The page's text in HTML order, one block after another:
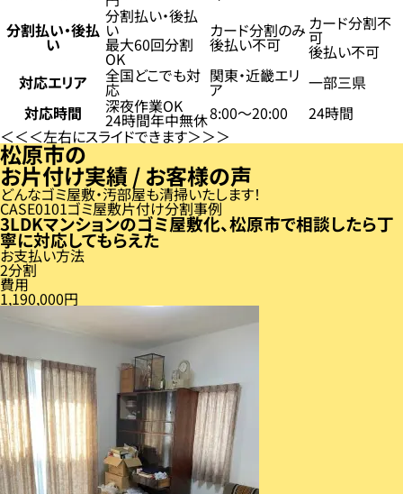
分割払い・後払
い
分割払い・後払
い
最大60回分割
OK
カード分割のみ
後払い不可
カード分割不
可
後払い不可
対応エリア
全国どこでも対
応
関東・近畿エリ
ア
一部三県
対応時間
深夜作業OK
24時間年中無休8:00〜20:00
24時間
左右にスライドできます
松原市の
お片付け実績 / お客様の声
どんなゴミ屋敷・汚部屋も清掃いたします！
CASE 01ゴミ屋敷片付け分割事例
3LDKマンションのゴミ屋敷化、松原市で相談したら丁
寧に対応してもらえた
お支払い方法
2分割
費用
1,190,000円